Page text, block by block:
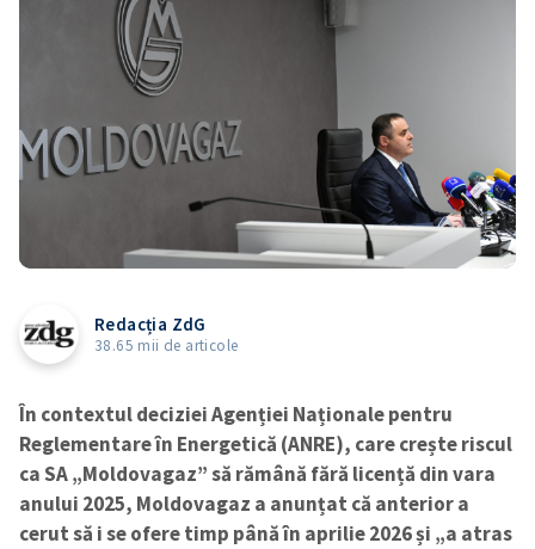
Redacția ZdG
38.65 mii de articole
În contextul deciziei Agenției Naționale pentru
Reglementare în Energetică (ANRE), care crește riscul
ca SA „Moldovagaz” să rămână fără licență din vara
anului 2025, Moldovagaz a anunțat că anterior a
cerut să i se ofere timp până în aprilie 2026 și „a atras